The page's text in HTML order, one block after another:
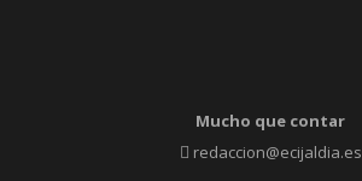
Mucho que contar
redaccion@ecijaldia.es